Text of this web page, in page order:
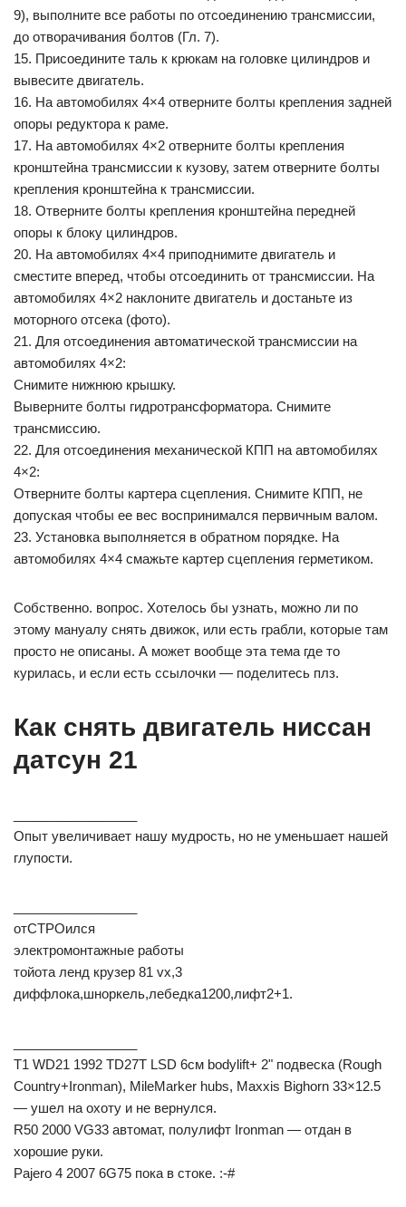
9), выполните все работы по отсоединению трансмиссии,
до отворачивания болтов (Гл. 7).
15. Присоедините таль к крюкам на головке цилиндров и
вывесите двигатель.
16. На автомобилях 4×4 отверните болты крепления задней
опоры редуктора к раме.
17. На автомобилях 4×2 отверните болты крепления
кронштейна трансмиссии к кузову, затем oтверните болты
крепления кронштейна к трансмиссии.
18. Отверните болты крепления кронштейна передней
опоры к блоку цилиндров.
20. На автомобилях 4×4 приподнимите двигатель и
сместите вперед, чтобы отсоединить от трансмиссии. На
автомобилях 4×2 наклоните двигатель и достаньте из
моторного отсека (фото).
21. Для отсоединения автоматической трансмиссии на
автомобилях 4×2:
Снимите нижнюю крышку.
Выверните болты гидротрансформатора. Снимите
трансмиссию.
22. Для отсоединения механической КПП на автомобилях
4×2:
Отверните болты картера сцепления. Снимите КПП, не
допуская чтобы ее вес воспринимался первичным валом.
23. Установка выполняется в обратном порядке. На
автомобилях 4×4 смажьте картер сцепления герметиком.
Собственно. вопрос. Хотелось бы узнать, можно ли по
этому мануалу снять движок, или есть грабли, которые там
просто не описаны. А может вообще эта тема где то
курилась, и если есть ссылочки — поделитесь плз.
Как снять двигатель ниссан
датсун 21
Опыт увеличивает нашу мудрость, но не уменьшает нашей
глупости.
отСТРОился
электромонтажные работы
тойота ленд крузер 81 vx,3
диффлока,шноркель,лебедка1200,лифт2+1.
T1 WD21 1992 TD27T LSD 6см bodylift+ 2" подвеска (Rough
Country+Ironman), MileMarker hubs, Maxxis Bighorn 33×12.5
— ушел на охоту и не вернулся.
R50 2000 VG33 автомат, полулифт Ironman — отдан в
хорошие руки.
Pajero 4 2007 6G75 пока в стоке. :-#